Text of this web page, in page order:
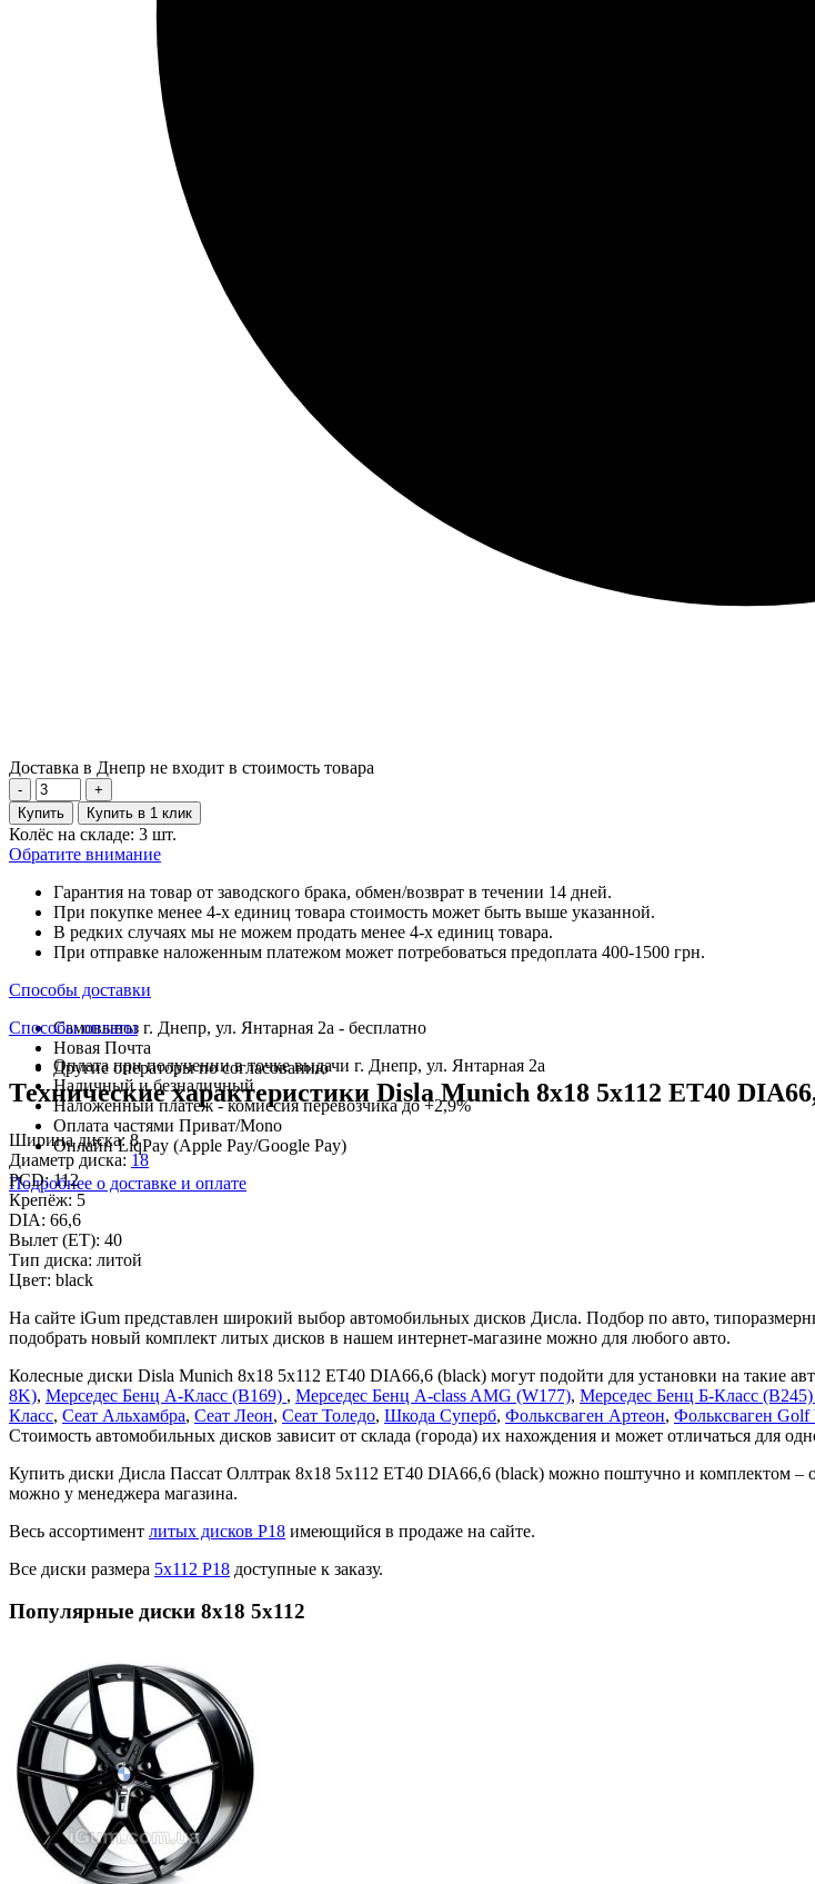
Доставка в Днепр не входит в стоимость товара
-
+
Купить
Купить в 1 клик
Колёс на складе: 3 шт.
Обратите внимание
Гарантия на товар от заводского брака, обмен/возврат в течении 14 дней.
При покупке менее 4-х единиц товара стоимость может быть выше указанной.
В редких случаях мы не можем продать менее 4-х единиц товара.
При отправке наложенным платежом может потребоваться предоплата 400-1500 грн.
Способы доставки
Самовывоз г. Днепр, ул. Янтарная 2а - бесплатно
Новая Почта
Другие операторы по согласованию
Способы оплаты
Оплата при получении в точке выдачи г. Днепр, ул. Янтарная 2а
Наличный и безналичный
Наложенный платеж - комиссия перевозчика до +2,9%
Оплата частями Приват/Mono
Онлайн LiqPay (Apple Pay/Google Pay)
Подробнее о доставке и оплате
Технические характеристики Disla Munich 8x18 5x112 ET40
Ширина диска:8
Диаметр диска: 18
PCD:112
Крепёж: 5
DIA: 66,6
Вылет (ET): 40
Тип диска: литой
Цвет: black
На сайте iGum представлен широкий выбор автомобильных дисков Дисла. Подбор по авто,
подобрать новый комплект литых дисков в нашем интернет-магазине можно для любого авто.
Колесные диски Disla Munich 8x18 5x112 ET40 DIA66,6 (black) могут подойти для установки на такие
8K), Мерседес Бенц А-Класс (В169) , Мерседес Бенц A-class AMG (W177), Мерседес Бенц Б-Класс (В245)
Класс, Сеат Альхамбра, Сеат Леон, Сеат Толедо, Шкода Суперб, Фольксваген Артеон, Фольксваген
Стоимость автомобильных дисков зависит от склада (города) их нахождения и может отличаться для
Купить диски Дисла Пассат Оллтрак 8x18 5x112 ET40 DIA66,6 (black) можно поштучно и комплектом
можно у менеджера магазина.
Весь ассортимент литых дисков Р18 имеющийся в продаже на сайте.
Все диски размера 5х112 Р18 доступные к заказу.
Популярные диски 8x18 5x112